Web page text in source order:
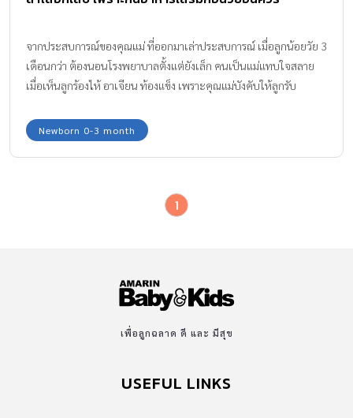
จากประสบการณ์ของคุณแม่ ที่ออกมาเล่าประสบการณ์ เมื่อลูกน้อยวัย 3
เดือนกว่า ต้องนอนโรงพยาบาลตั้งแต่ยังเล็ก คนเป็นแม่แทบใจสลาย
เมื่อเห็นลูกร้องไห้ อาเจียน ท้องแข็ง เพราะคุณแม่บังคับให้ลูกรับ
อักเสบNewborn 0-3 month
1
เพื่อลูกฉลาด ดี และ มีสุข
USEFUL LINKS